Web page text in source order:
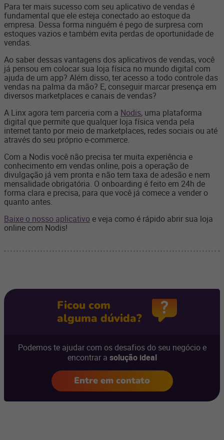
Para ter mais sucesso com seu aplicativo de vendas é
fundamental que ele esteja conectado ao estoque da
empresa. Dessa forma ninguém é pego de surpresa com
estoques vazios e também evita perdas de oportunidade de
vendas.
Ao saber dessas vantagens dos aplicativos de vendas, você
já pensou em colocar sua loja física no mundo digital com
ajuda de um app? Além disso, ter acesso a todo controle das
vendas na palma da mão? E, conseguir marcar presença em
diversos marketplaces e canais de vendas?
A Linx agora tem parceria com a Nodis, uma plataforma
digital que permite que qualquer loja física venda pela
internet tanto por meio de marketplaces, redes sociais ou até
através do seu próprio e-commerce.
Com a Nodis você não precisa ter muita experiência e
conhecimento em vendas online, pois a operação de
divulgação já vem pronta e não tem taxa de adesão e nem
mensalidade obrigatória. O onboarding é feito em 24h de
forma clara e precisa, para que você já comece a vender o
quanto antes.
Baixe o nosso aplicativo e veja como é rápido abrir sua loja
online com Nodis!
Ficou com
alguma dúvida?
Podemos te ajudar com os desafios do seu negócio e
encontrar a solução ideal
Entre em contato